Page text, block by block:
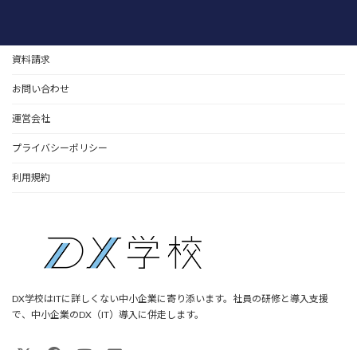
資料請求
お問い合わせ
運営会社
プライバシーポリシー
利用規約
DX学校はITに詳しくない中小企業に寄り添います。社員の研修と導入支援
で、中小企業のDX（IT）導入に併走します。
ア ア ア ア